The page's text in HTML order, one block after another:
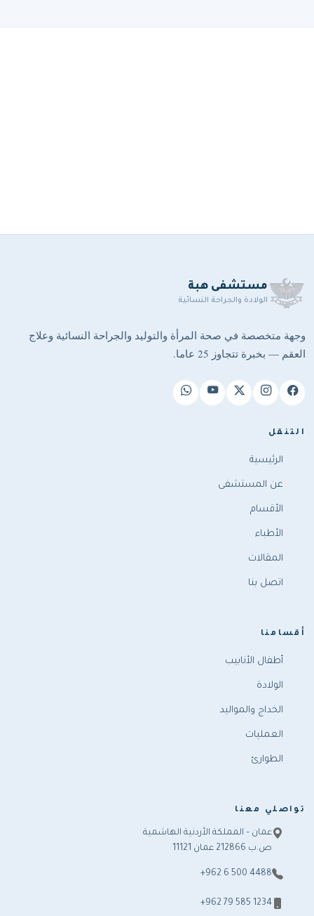
مستشفى هبة
الولادة والجراحة النسائية
وجهة متخصصة في صحة المرأة والتوليد والجراحة النسائية وعلاج
العقم — بخبرة تتجاوز 25 عاما.
التنقل
الرئيسية
عن المستشفى
الأقسام
الأطباء
المقالات
اتصل بنا
أقسامنا
أطفال الأنابيب
الولادة
الخداج والمواليد
العمليات
الطوارئ
تواصلي معنا
عمان – المملكة الأردنية الهاشمية
ص.ب 212866 عمان 11121
+962 6 500 4488
+962 79 585 1234